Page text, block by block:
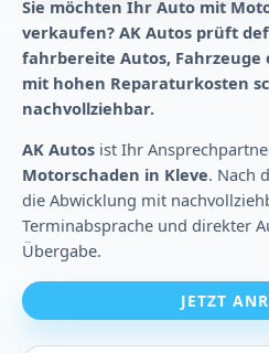
Sie möchten Ihr Auto mit
verkaufen? AK Autos prüft
fahrbereite Autos, Fahrzeuge
mit hohen Reparaturkosten
nachvollziehbar.
AK Autos ist Ihr
Motorschaden in Kleve. Nach
die Abwicklung mit
Terminabsprache und direkter
Übergabe.
JETZT